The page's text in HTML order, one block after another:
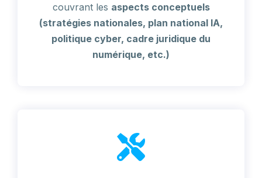
couvrant les aspects conceptuels
(stratégies nationales, plan national IA,
politique cyber, cadre juridique du
numérique, etc.)